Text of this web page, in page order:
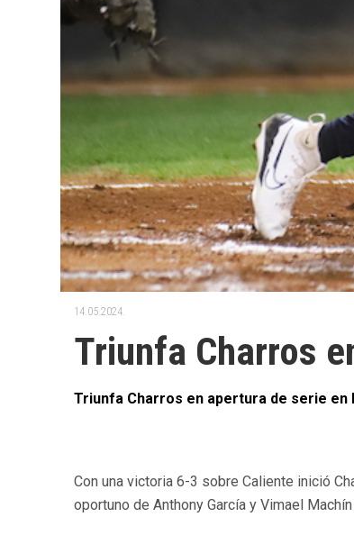
14.05.2024.
Triunfa Charros
Triunfa Charros en apertura de serie en
Con una victoria 6-3 sobre Caliente inició
oportuno de Anthony García y Vimael